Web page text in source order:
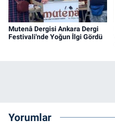
Mutenâ Dergisi Ankara Dergi
Festivali'nde Yoğun İlgi Gördü
Yorumlar